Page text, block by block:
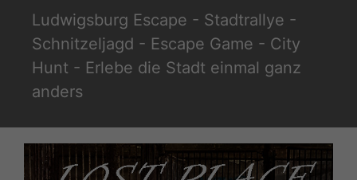
Inhalt
springen
Ludwigsburg Escape - Stadtrallye -
Schnitzeljagd - Escape Game - City
Hunt - Erlebe die Stadt einmal ganz
anders